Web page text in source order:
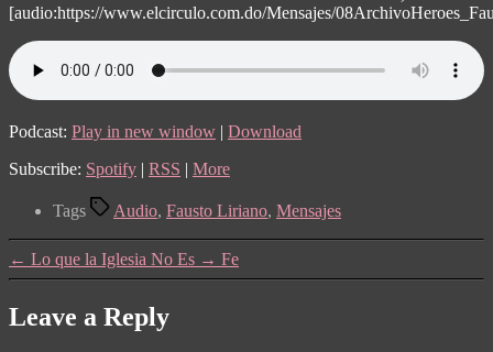
[audio:https://www.elcirculo.com.do/Mensajes/
Podcast: Play in new window | Download
Subscribe: Spotify | RSS | More
Tags Audio, Fausto Liriano, Mensajes
← Lo que la Iglesia No Es → Fe
Leave a Reply